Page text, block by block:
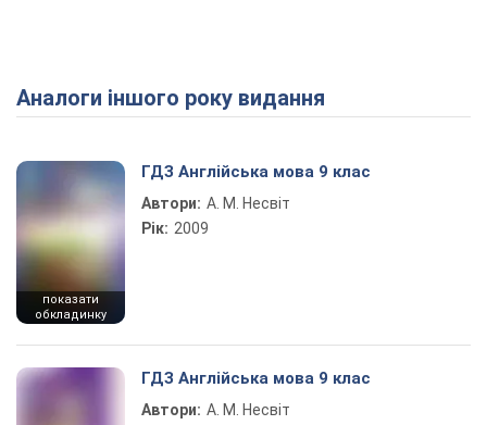
Play Video
Аналоги іншого року видання
показати
обкладинку
ГДЗ Англійська мова 9 клас
Автори: А. М. Несвіт
Рік: 2009
ГДЗ Англійська мова 9 клас
Автори: А. М. Несвіт